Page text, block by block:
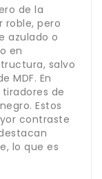
de la
roble, pero
azulado o
en
salvo
MDF. En
de
Estos
contraste
lo que es